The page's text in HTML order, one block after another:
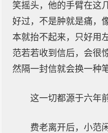
笑摇头，他的手臂在这
好过，不是肿就是痛，
本就抬不起来，只好用
范若若收到信后，会很
然隔一封信就会换一种
这一切都源于六年
费老离开后，小范